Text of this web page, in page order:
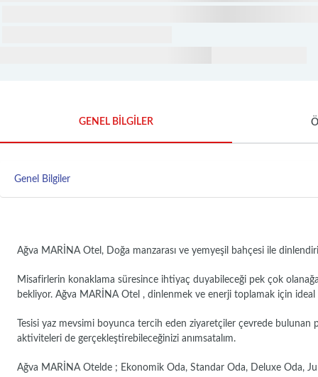
GENEL BİLGİLER
Genel Bilgiler
Ağva MARİNA Otel, Doğa manzarası ve yemyeşil bahçesi ile
Misafirlerin konaklama süresince ihtiyaç duyabileceği pek çok
bekliyor. Ağva MARİNA Otel , dinlenmek ve enerji toplamak için ideal
Tesisi yaz mevsimi boyunca tercih eden ziyaretçiler çevrede bulunan
aktiviteleri de gerçekleştirebileceğinizi anımsatalım.
Ağva MARİNA Otelde ; Ekonomik Oda, Standar Oda, Deluxe Oda,